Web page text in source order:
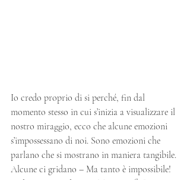
Io credo proprio di si perché, fin dal
momento stesso in cui s’inizia a visualizzare il
nostro miraggio, ecco che alcune emozioni
s’impossessano di noi. Sono emozioni che
parlano che si mostrano in maniera tangibile.
Alcune ci gridano – Ma tanto è impossibile!